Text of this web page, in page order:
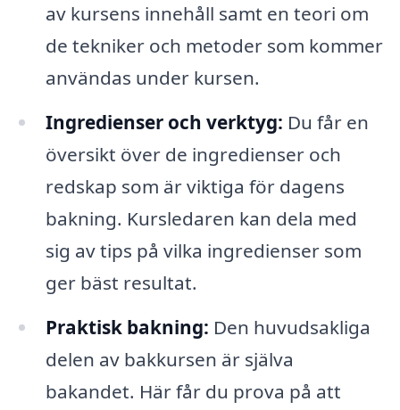
av kursens innehåll samt en teori om
de tekniker och metoder som kommer
användas under kursen.
Ingredienser och verktyg: Du får en
översikt över de ingredienser och
redskap som är viktiga för dagens
bakning. Kursledaren kan dela med
sig av tips på vilka ingredienser som
ger bäst resultat.
Praktisk bakning: Den huvudsakliga
delen av bakkursen är själva
bakandet. Här får du prova på att